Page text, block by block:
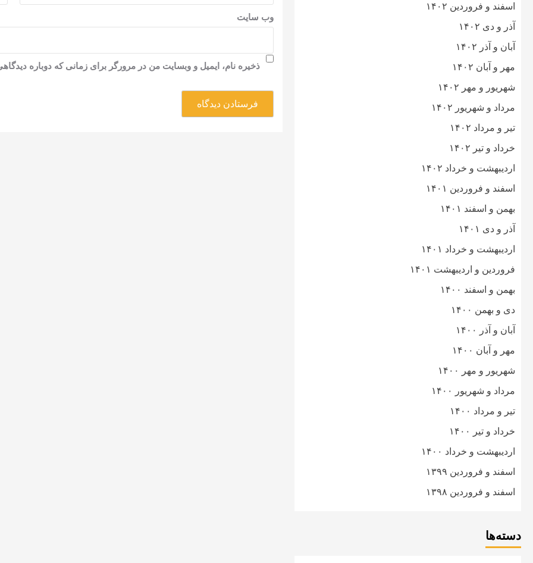
وب‌ سایت
ذخیره نام، ایمیل و وبسایت من در مرورگر برای زمانی که دوباره
اسفند و فروردین ۱۴۰۲
آذر و دی ۱۴۰۲
آبان و آذر ۱۴۰۲
مهر و آبان ۱۴۰۲
شهریور و مهر ۱۴۰۲
مرداد و شهریور ۱۴۰۲
تیر و مرداد ۱۴۰۲
خرداد و تیر ۱۴۰۲
اردیبهشت و خرداد ۱۴۰۲
اسفند و فروردین ۱۴۰۱
بهمن و اسفند ۱۴۰۱
آذر و دی ۱۴۰۱
اردیبهشت و خرداد ۱۴۰۱
فروردین و اردیبهشت ۱۴۰۱
بهمن و اسفند ۱۴۰۰
دی و بهمن ۱۴۰۰
آبان و آذر ۱۴۰۰
مهر و آبان ۱۴۰۰
شهریور و مهر ۱۴۰۰
مرداد و شهریور ۱۴۰۰
تیر و مرداد ۱۴۰۰
خرداد و تیر ۱۴۰۰
اردیبهشت و خرداد ۱۴۰۰
اسفند و فروردین ۱۳۹۹
اسفند و فروردین ۱۳۹۸
دسته‌ها